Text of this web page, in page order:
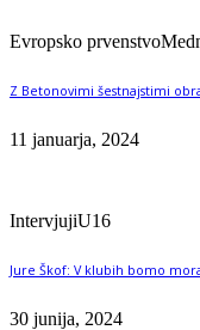
Evropsko prvenstvo
Z Betonovimi šestnajstimi
11 januarja, 2024
IntervjujiU16
Jure Škof: V klubih bomo
30 junija, 2024